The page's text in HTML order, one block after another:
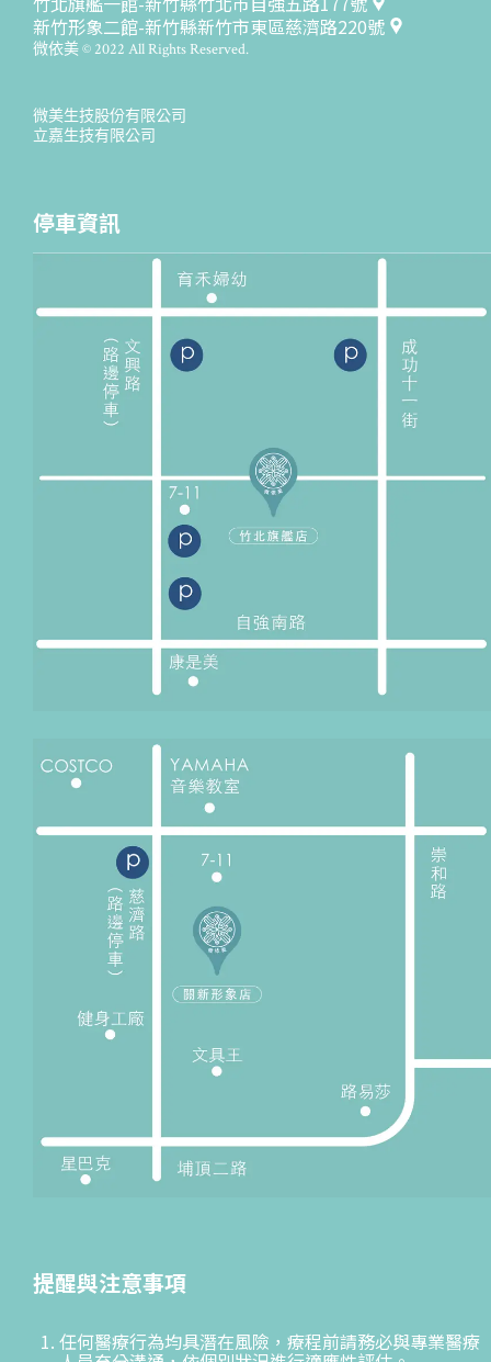
新竹形象二館-新竹縣新竹市東區慈濟路220號
微依美 © 2022 All Rights Reserved.
微美生技股份有限公司
立嘉生技有限公司
停車資訊
提醒與注意事項
任何醫療行為均具潛在風險，療程前請務必與專業醫療